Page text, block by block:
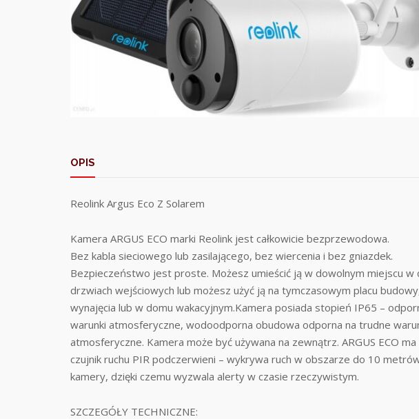
OPIS
Reolink Argus Eco Z Solarem
Kamera ARGUS ECO marki Reolink jest całkowicie bezprzewodowa.
Bez kabla sieciowego lub zasilającego, bez wiercenia i bez gniazdek.
Bezpieczeństwo jest proste. Możesz umieścić ją w dowolnym miejscu w
drzwiach wejściowych lub możesz użyć ją na tymczasowym placu
wynajęcia lub w domu wakacyjnym.Kamera posiada stopień IP65 –
warunki atmosferyczne, wodoodporna obudowa odporna na trudne
atmosferyczne. Kamera może być używana na zewnątrz. ARGUS ECO
czujnik ruchu PIR podczerwieni – wykrywa ruch w obszarze do 10
kamery, dzięki czemu wyzwala alerty w czasie rzeczywistym.
SZCZEGÓŁY TECHNICZNE: